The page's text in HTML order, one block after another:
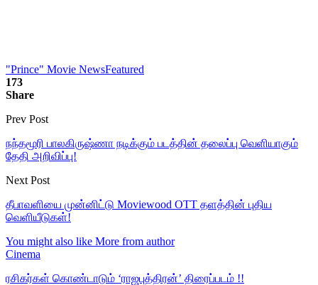
"Prince" Movie NewsFeatured
173
Share
Prev Post
நந்தமூரி பாலகிருஷ்ணா நடிக்கும் படத்தின் தலைப்பு வெளியாகும்
தேதி அறிவிப்பு!
Next Post
தீபாவளியை முன்னிட்டு Moviewood OTT தளத்தின் புதிய
வெளியீடுகள்!
You might also like More from author
Cinema
ரசிகர்கள் கொண்டாடும் ‘ராஜபுத்திரன்’ திரைப்படம் !!